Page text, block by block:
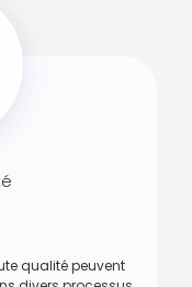
qualité peuvent